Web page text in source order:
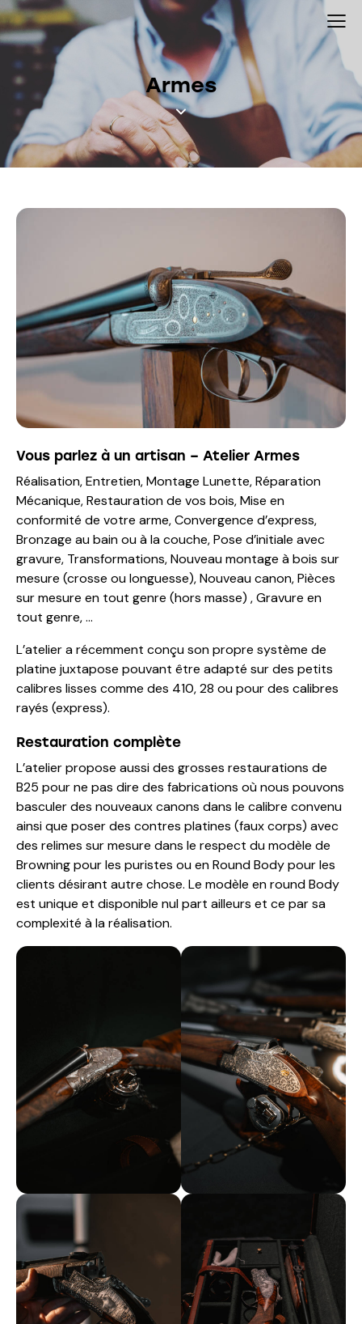
Armes
Vous parlez à un artisan – Atelier Armes
Réalisation, Entretien, Montage Lunette, Réparation
Mécanique, Restauration de vos bois, Mise en
conformité de votre arme, Convergence d’express,
Bronzage au bain ou à la couche, Pose d’initiale avec
gravure, Transformations, Nouveau montage à bois sur
mesure (crosse ou longuesse), Nouveau canon, Pièces
sur mesure en tout genre (hors masse) , Gravure en
tout genre, …
L’atelier a récemment conçu son propre système de
platine juxtapose pouvant être adapté sur des petits
calibres lisses comme des 410, 28 ou pour des calibres
rayés (express).
Restauration complète
L’atelier propose aussi des grosses restaurations de
B25 pour ne pas dire des fabrications où nous pouvons
basculer des nouveaux canons dans le calibre convenu
ainsi que poser des contres platines (faux corps) avec
des relimes sur mesure dans le respect du modèle de
Browning pour les puristes ou en Round Body pour les
clients désirant autre chose. Le modèle en round Body
est unique et disponible nul part ailleurs et ce par sa
complexité à la réalisation.